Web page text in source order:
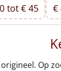
tot € 45 €
Op